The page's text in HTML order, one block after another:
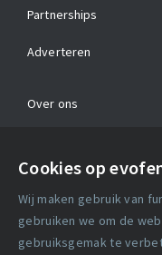
Cookies op
Wij maken gebruik van
gebruiken we om de
gebruiksgemak te
Partnerships
Adverteren
Over ons
Algemene voorwaarden
Cookie verklaring